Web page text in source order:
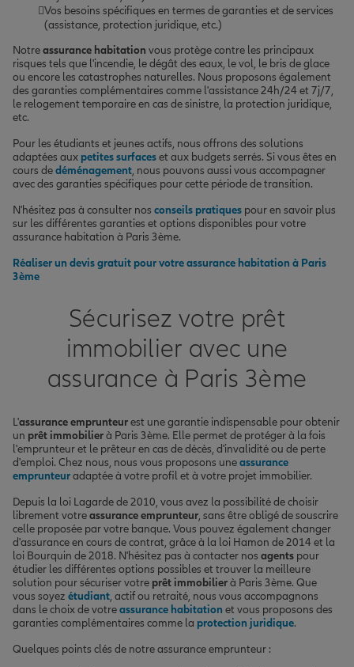
Vos besoins spécifiques en termes de garanties et de services
(assistance, protection juridique, etc.)
Notreassurance habitation vous protège contre les principaux
risques tels que l'incendie, le dégât des eaux, le vol, le bris de glace
ou encore les catastrophes naturelles. Nous proposons également
des garanties complémentaires comme l'assistance 24h/24 et 7j/7,
le relogement temporaire en cas de sinistre, la protection juridique,
etc.
Pour les étudiants et jeunes actifs, nous offrons des solutions
adaptées aux petites surfaceset aux budgets serrés. Si vous êtes en
cours dedéménagement, nous pouvons aussi vous accompagner
avec des garanties spécifiques pour cette période de transition.
N'hésitez pas à consulter nos conseils pratiques pour en savoir plus
sur les différentes garanties et options disponibles pour votre
assurance habitation à Paris 3ème.
Réaliser un devis gratuit pour votre assurance habitation à Paris
3ème
Sécurisez votre prêt
immobilier avec une
assurance à Paris 3ème
L'assurance emprunteurest une garantie indispensable pour obtenir
un prêt immobilierà Paris 3ème. Elle permet de protéger à la fois
l'emprunteur et le prêteur en cas de décès, d'invalidité ou de perte
d'emploi. Chez nous, nous vous proposons uneassurance
emprunteuradaptée à votre profil et à votre projet immobilier.
Depuis la loi Lagarde de 2010, vous avez la possibilité de choisir
librement votreassurance emprunteur, sans être obligé de souscrire
celle proposée par votre banque. Vous pouvez également changer
d'assurance en cours de contrat, grâce à la loi Hamon de 2014 et la
loi Bourquin de 2018. N'hésitez pas à contacter nos agents pour
étudier les différentes options possibles et trouver la meilleure
solution pour sécuriser votre prêt immobilierà Paris 3ème. Que
vous soyez étudiant, actif ou retraité, nous vous accompagnons
dans le choix de votreassurance habitation et vous proposons des
garanties complémentaires comme la protection juridique.
Quelques points clés de notre assurance emprunteur :